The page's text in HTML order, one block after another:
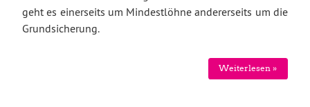
geht es einerseits um Mindestlöhne andererseits um die
Grundsicherung.
Weiterlesen »